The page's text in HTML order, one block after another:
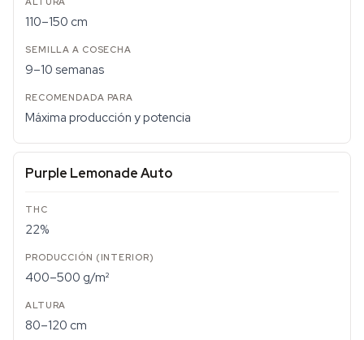
110–150 cm
9–10 semanas
Máxima producción y potencia
Purple Lemonade Auto
22%
400–500 g/m²
80–120 cm